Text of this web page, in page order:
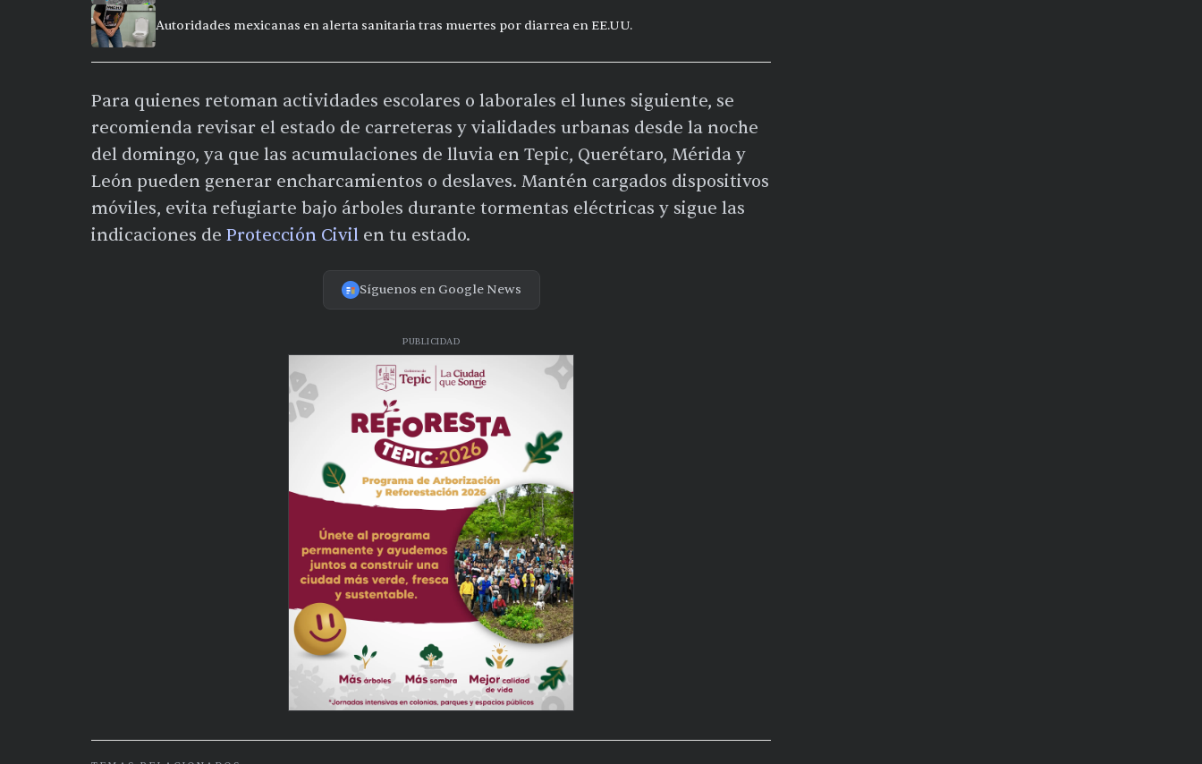
Autoridades mexicanas en alerta sanitaria tras muertes por diarrea en EE.UU.
Para quienes retoman actividades escolares o laborales el lunes siguiente, se
recomienda revisar el estado de carreteras y vialidades urbanas desde la noche
del domingo, ya que las acumulaciones de lluvia en Tepic, Querétaro, Mérida y
León pueden generar encharcamientos o deslaves. Mantén cargados dispositivos
móviles, evita refugiarte bajo árboles durante tormentas eléctricas y sigue las
indicaciones de Protección Civil en tu estado.
Síguenos en Google News
PUBLICIDAD